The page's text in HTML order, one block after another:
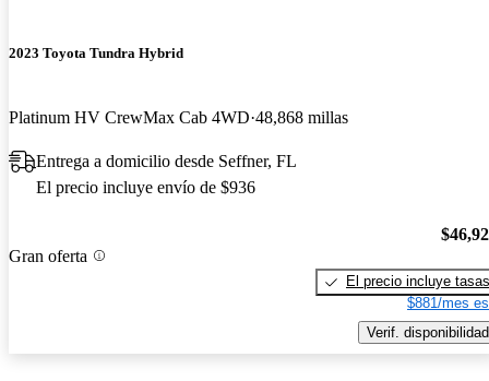
2023 Toyota Tundra Hybrid
Platinum HV CrewMax Cab 4WD 48,868 millas
Entrega a domicilio desde Seffner, FL
El precio incluye envío de $936
Gran oferta
El precio incluye tasas
$881/mes
Verif. disponibilidad